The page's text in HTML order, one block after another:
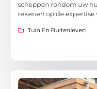
scheppen rondom uw
rekenen op de expertise
Tuin En Buitenleven